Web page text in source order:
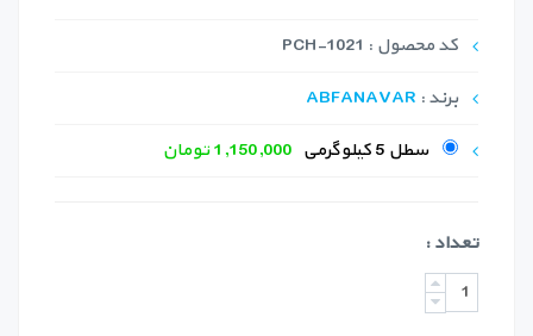
کد محصول : PCH-1021
برند : ABFANAVAR
سطل 5 کیلوگرمی
1,150,000 تومان
تعداد :